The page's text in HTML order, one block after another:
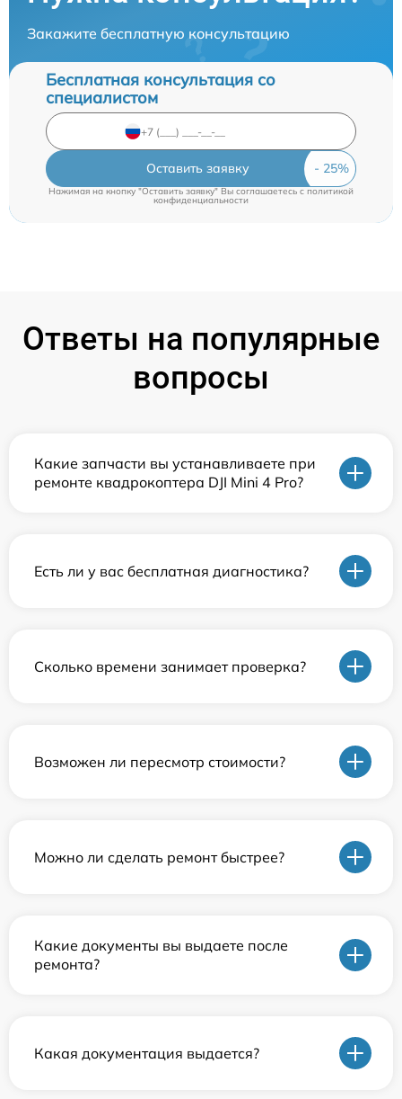
Закажите бесплатную консультацию
Бесплатная консультация со
специалистом
Оставить заявку
Нажимая на кнопку "Оставить заявку" Вы соглашаетесь c политикой
конфиденциальности
Ответы на популярные
вопросы
Какие запчасти вы устанавливаете при
ремонте квадрокоптера DJI Mini 4 Pro?
Есть ли у вас бесплатная диагностика?
Сколько времени занимает проверка?
Возможен ли пересмотр стоимости?
Можно ли сделать ремонт быстрее?
Какие документы вы выдаете после
ремонта?
Какая документация выдается?